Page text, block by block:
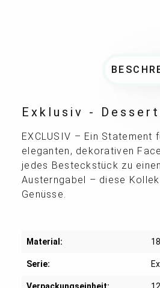
Exklusiv -
EXCLUSIV – Ein
eleganten, dekorativen
jedes Besteckstück zu
Austerngabel – diese
Genüsse.
Material:
Serie: